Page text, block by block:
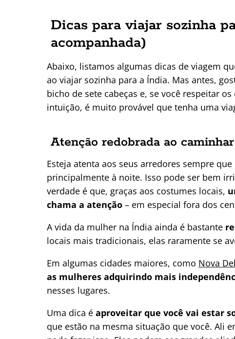
Dicas para viajar sozinha
acompanhada)
Abaixo, listamos algumas dicas de viagem
ao viajar sozinha para a Índia. Mas antes,
bicho de sete cabeças e, se você respeitar
intuição, é muito provável que tenha uma
Atenção redobrada ao
Esteja atenta aos seus arredores sempre
principalmente à noite. Isso pode ser bem
verdade é que, graças aos costumes locais,
chama a atenção – em especial fora dos
A vida da mulher na Índia ainda é bastante
locais mais tradicionais, elas raramente se
Em algumas cidades maiores, como Nova
as mulheres adquirindo mais
nesses lugares.
Uma dica é aproveitar que você vai estar
que estão na mesma situação que você. Ali